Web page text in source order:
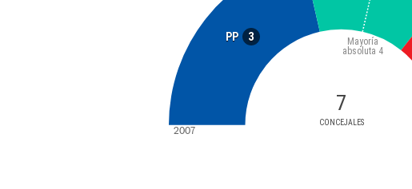
PP 3
7
CONCEJALES
Mayoría
absoluta 4
2007